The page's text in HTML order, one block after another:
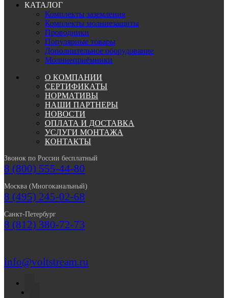
КАТАЛОГ
Комплекты заземления
Комплекты молниезащиты
Проводники
Популярные товары
Дополнительное оборудование
Молниеприёмники
О КОМПАНИИ
СЕРТИФИКАТЫ
НОРМАТИВЫ
НАШИ ПАРТНЕРЫ
НОВОСТИ
ОПЛАТА И ДОСТАВКА
УСЛУГИ МОНТАЖА
КОНТАКТЫ
Звонок по России бесплатный
8 (800) 555-44-80
Москва (Многоканальный)
8 (495) 245-02-68
Санкт-Петербург
8 (812) 380-72-73
info@voltstream.ru